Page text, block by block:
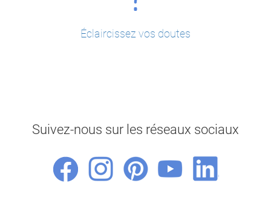
Éclaircissez vos doutes
Suivez-nous sur les réseaux sociaux